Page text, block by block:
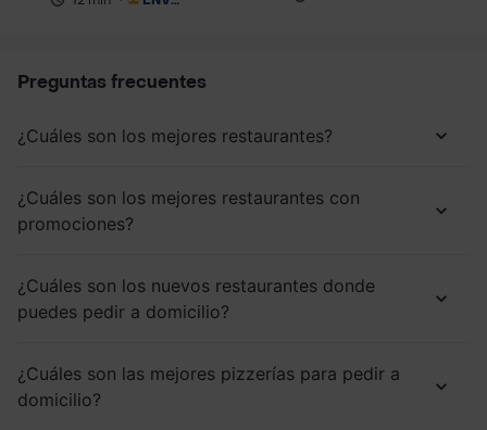
Preguntas frecuentes
¿Cuáles son los mejores restaurantes?
¿Cuáles son los mejores restaurantes con
promociones?
¿Cuáles son los nuevos restaurantes donde
puedes pedir a domicilio?
¿Cuáles son las mejores pizzerías para pedir a
domicilio?